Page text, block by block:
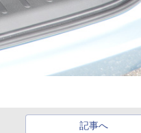
記事へ